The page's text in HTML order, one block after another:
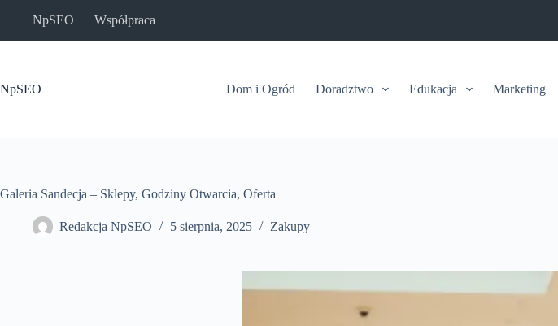
NpSEO Współpraca
NpSEO Dom i Ogród Doradztwo Edukacja Marketing
Galeria Sandecja – Sklepy, Godziny Otwarcia, Oferta
Redakcja NpSEO 5 sierpnia, 2025 Zakupy